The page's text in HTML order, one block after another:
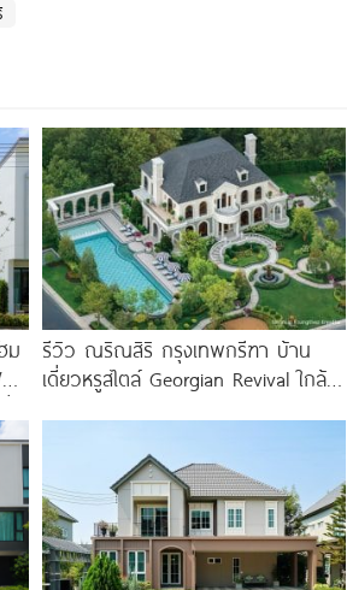
ม
า
รีวิว ณริณสิริ กรุงเทพกรีฑา บ้าน
เดี่ยวหรูสไตล์ Georgian Revival ใกล้